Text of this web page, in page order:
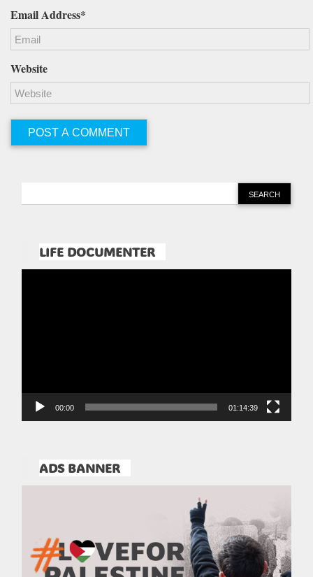
Email Address*
Website
LIFE DOCUMENTER
00:00 01:14:39
ADS BANNER